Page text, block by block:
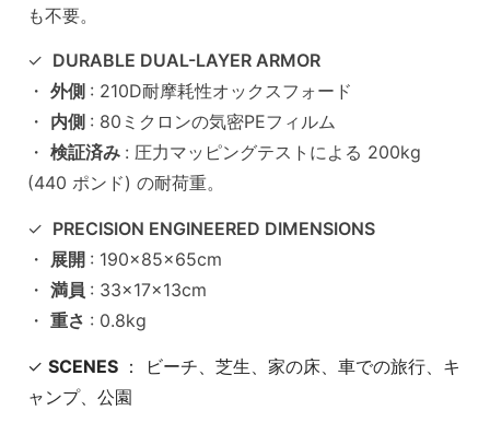
も不要。
✓ DURABLE DUAL-LAYER ARMOR
・ 外側 : 210D耐摩耗性オックスフォード
・ 内側 : 80ミクロンの気密PEフィルム
・ 検証済み : 圧力マッピングテストによる 200kg
(440 ポンド) の耐荷重。
✓ PRECISION ENGINEERED DIMENSIONS
・ 展開 : 190×85×65cm
・ 満員 : 33×17×13cm
・ 重さ : 0.8kg
✓ SCENES ： ビーチ、芝生、家の床、車での旅行、キ
ャンプ、公園